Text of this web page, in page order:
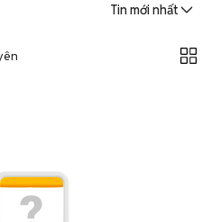
Tin mới nhất